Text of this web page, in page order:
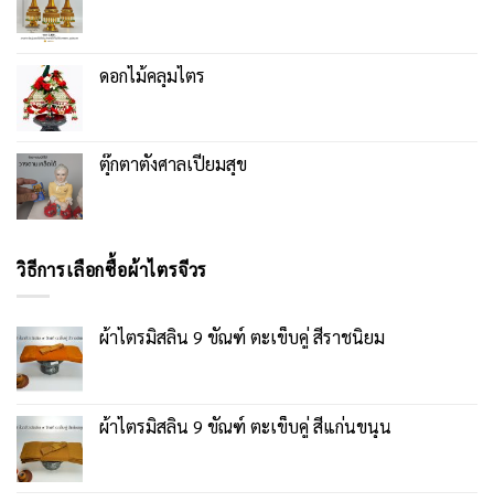
ดอกไม้คลุมไตร
ตุ๊กตาตั้งศาลเปี่ยมสุข
วิธีการเลือกซื้อผ้าไตรจีวร
ผ้าไตรมิสลิน 9 ขัณฑ์ ตะเข็บคู่ สีราชนิยม
ผ้าไตรมิสลิน 9 ขัณฑ์ ตะเข็บคู่ สีแก่นขนุน